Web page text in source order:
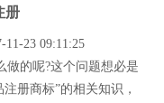
册
23 09:11:25
做的呢?这个问题想必是
册商标”的相关知识，